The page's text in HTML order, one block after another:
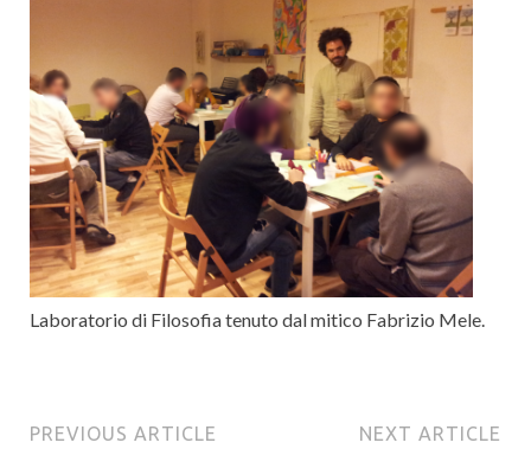
Laboratorio di Filosofia tenuto dal mitico Fabrizio Mele.
PREVIOUS ARTICLE NEXT ARTICLE